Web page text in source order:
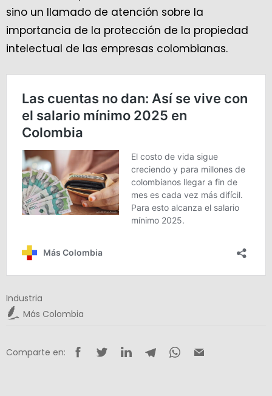
sino un llamado de atención sobre la
importancia de la protección de la propiedad
intelectual de las empresas colombianas.
Industria
Más Colombia
Comparte en: